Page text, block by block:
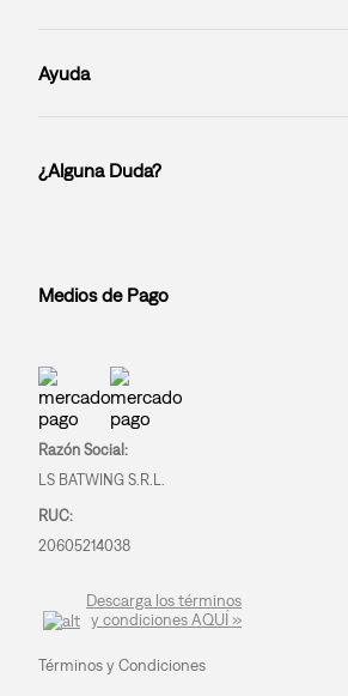
Ayuda
¿Alguna Duda?
Medios de Pago
Razón Social:
LS BATWING S.R.L.
RUC:
20605214038
Descarga los términos
y condiciones AQUÍ »
Términos y Condiciones